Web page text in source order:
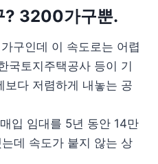
? 3200가구뿐.
구인데 이 속도로는 어렵
국토지주택공사 등이 기
보다 저렴하게 내놓는 공
입 임대를 5년 동안 14만
데 속도가 붙지 않는 상